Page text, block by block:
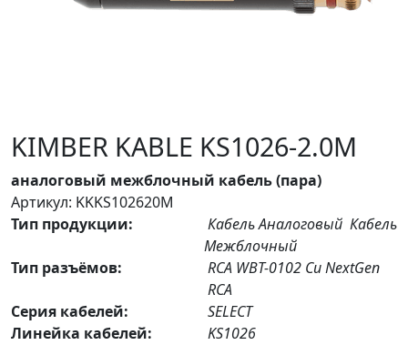
KIMBER KABLE KS1026-2.0M
аналоговый межблочный кабель (пара)
Артикул: KKKS102620M
Тип продукции:
Кабель Аналоговый Кабель
Межблочный
Тип разъёмов:
RCA WBT-0102 Cu NextGen
RCA
Серия кабелей:
SELECT
Линейка кабелей:
KS1026